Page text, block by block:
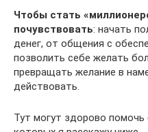
Чтобы стать
почувствовать: начать
денег, от общения с
позволить себе желать
превращать желание в
действовать.
Тут могут здорово помочь